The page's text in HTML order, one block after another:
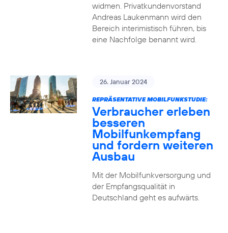
widmen. Privatkundenvorstand
Andreas Laukenmann wird den
Bereich interimistisch führen, bis
eine Nachfolge benannt wird.
26. Januar 2024
REPRÄSENTATIVE MOBILFUNKSTUDIE:
Verbraucher erleben
besseren
Mobilfunkempfang
und fordern weiteren
Ausbau
Mit der Mobilfunkversorgung und
der Empfangsqualität in
Deutschland geht es aufwärts.